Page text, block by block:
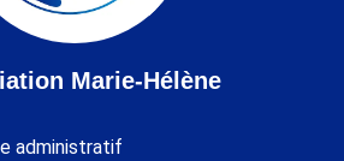
Marie-Hélène
administratif